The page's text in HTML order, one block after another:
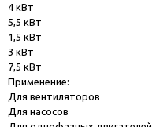
4 кВт
5,5 кВт
1,5 кВт
3 кВт
7,5 кВт
Применение:
Для вентиляторов
Для насосов